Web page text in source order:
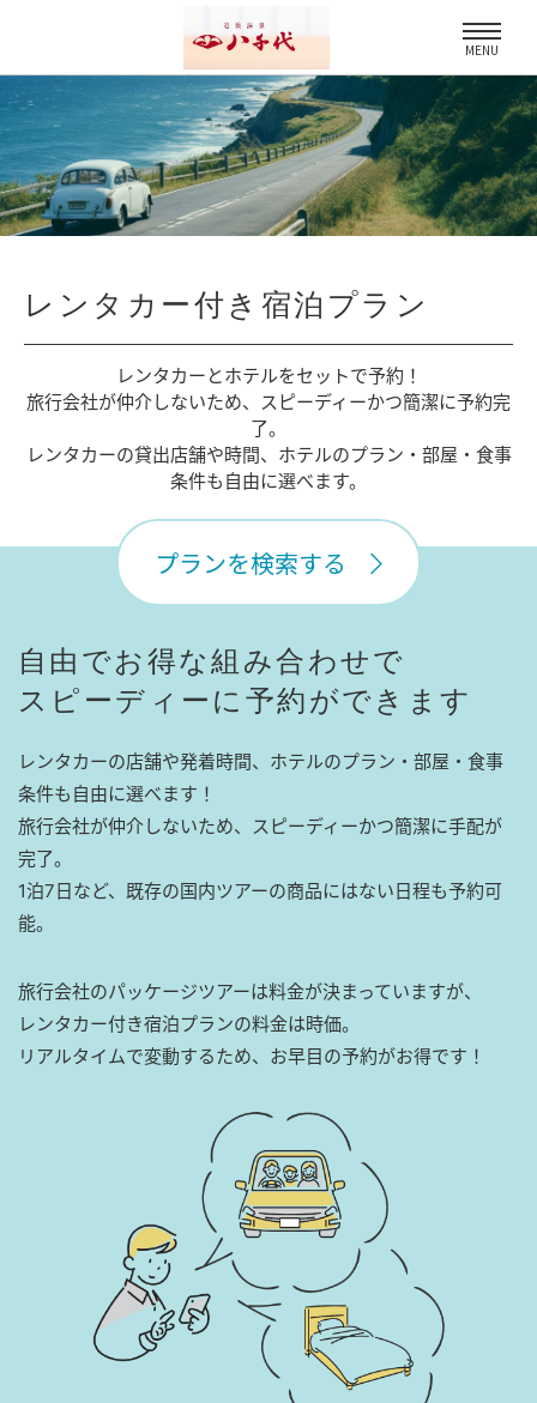
MENU
レンタカー付き宿泊プラン
レンタカーとホテルをセットで予約！
旅行会社が仲介しないため、
スピーディーかつ簡潔に予約完
了。
レンタカーの貸出店舗や時間、 ホテルのプラン・部屋・食事
条件も自由に選べます。
プランを検索する
自由でお得な組み合わせで
スピーディーに予約ができます
レンタカーの店舗や発着時間、ホテルのプラン・部屋・食事
条件も自由に選べます！
旅行会社が仲介しないため、スピーディーかつ簡潔に手配が
完了。
1泊7日など、既存の国内ツアーの商品にはない日程も予約可
能。
旅行会社のパッケージツアーは料金が決まっていますが、
レンタカー付き宿泊プランの料金は時価。
リアルタイムで変動するため、お早目の予約がお得です！